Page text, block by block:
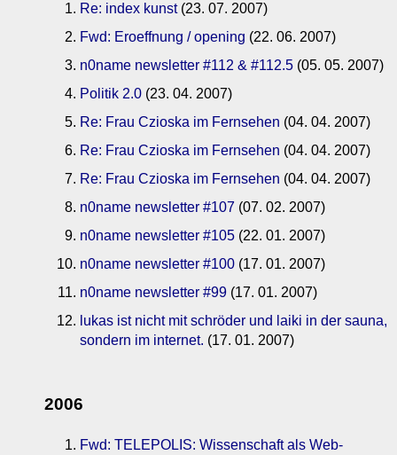
Re: index kunst(23. 07. 2007)
Fwd: Eroeffnung / opening (22. 06. 2007)
n0name newsletter #112 & #112.5 (05. 05. 2007)
Politik 2.0 (23. 04. 2007)
Re: Frau Czioska im Fernsehen (04. 04. 2007)
Re: Frau Czioska im Fernsehen (04. 04. 2007)
Re: Frau Czioska im Fernsehen (04. 04. 2007)
n0name newsletter #107 (07. 02. 2007)
n0name newsletter #105 (22. 01. 2007)
n0name newsletter #100 (17. 01. 2007)
n0name newsletter #99 (17. 01. 2007)
lukas ist nicht mit schröder und laiki in der sauna,
sondern im internet. (17. 01. 2007)
2006
Fwd: TELEPOLIS: Wissenschaft als Web-